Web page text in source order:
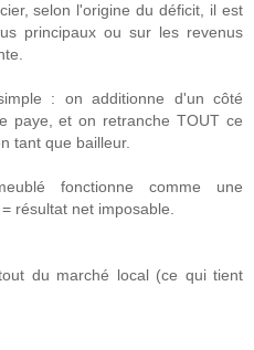
selon l'origine du déficit, il est
principaux ou sur les revenus
: on additionne d'un côté
paye, et on retranche TOUT ce
tant que bailleur.
fonctionne comme une
résultat net imposable.
du marché local (ce qui tient